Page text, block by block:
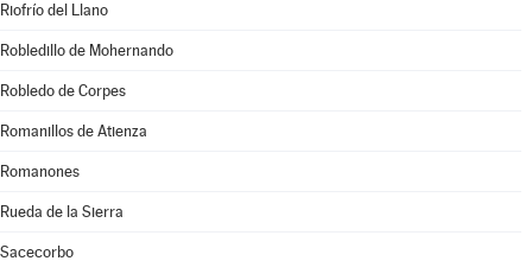
Riofrío del Llano
Robledillo de Mohernando
Robledo de Corpes
Romanillos de Atienza
Romanones
Rueda de la Sierra
Sacecorbo